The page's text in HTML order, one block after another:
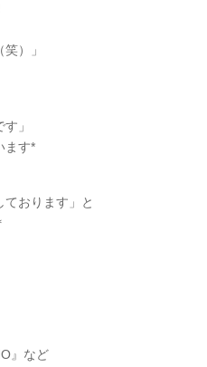
）」
」
ます*
おります」と
』など